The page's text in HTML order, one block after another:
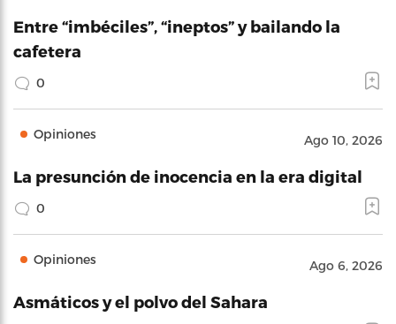
Entre “imbéciles”, “ineptos” y bailando la
cafetera
0
Opiniones Ago 10, 2026
La presunción de inocencia en la era digital
0
Opiniones Ago 6, 2026
Asmáticos y el polvo del Sahara